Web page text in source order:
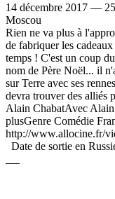
14 décembre 2017 —
Moscou
Rien ne va plus à
de fabriquer les
temps ! C'est un coup
nom de Père Noël... il
sur Terre avec ses
devra trouver des alliés
Alain ChabatAvec
plusGenre Comédie
http://www.allocine.fr/
Date de sortie en